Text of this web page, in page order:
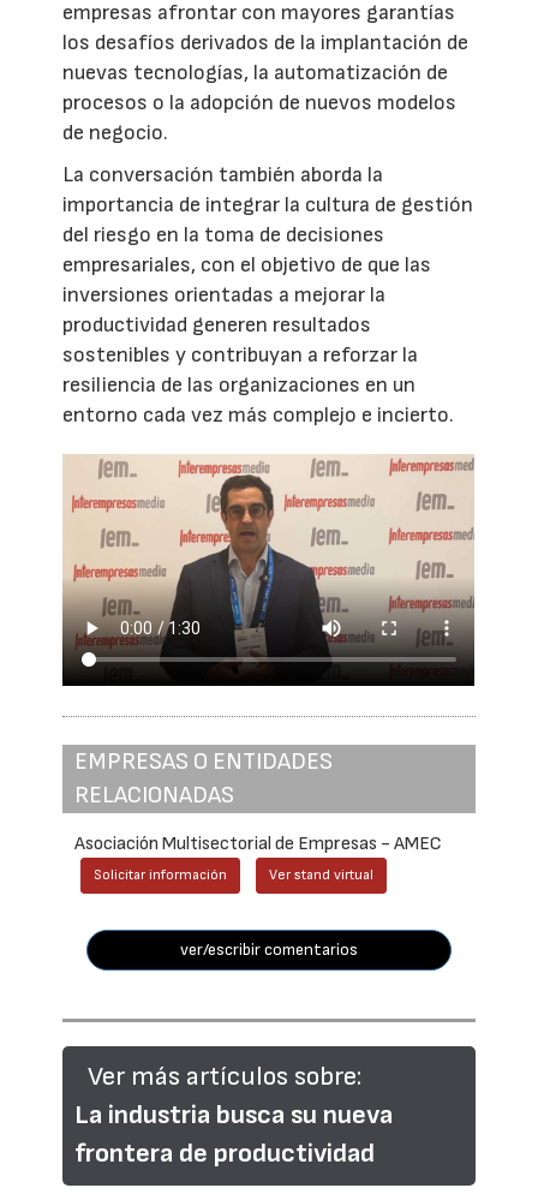
empresas afrontar con mayores garantías
los desafíos derivados de la implantación de
nuevas tecnologías, la automatización de
procesos o la adopción de nuevos modelos
de negocio.
La conversación también aborda la
importancia de integrar la cultura de gestión
del riesgo en la toma de decisiones
empresariales, con el objetivo de que las
inversiones orientadas a mejorar la
productividad generen resultados
sostenibles y contribuyan a reforzar la
resiliencia de las organizaciones en un
entorno cada vez más complejo e incierto.
EMPRESAS O ENTIDADES
RELACIONADAS
Asociación Multisectorial de Empresas - AMEC
Solicitar información Ver stand virtual
ver/escribir comentarios
Ver más artículos sobre:
La industria busca su nueva
frontera de productividad